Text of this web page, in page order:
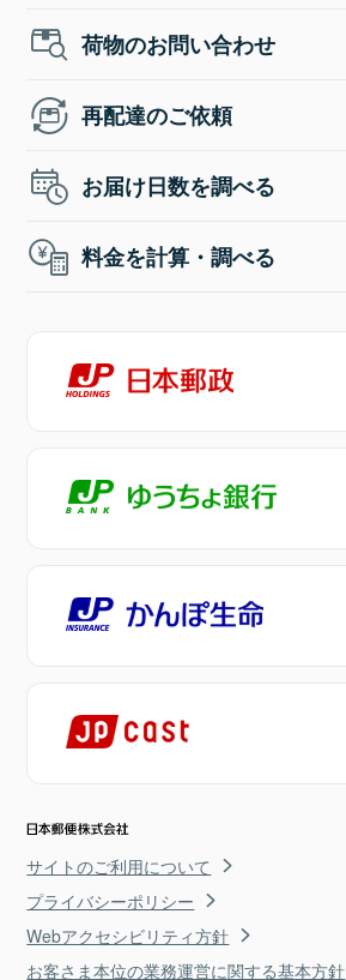
荷物のお問い合わせ
再配達のご依頼
お届け日数を調べる
料金を計算・調べる
サイトのご利用について
プライバシーポリシー
Webアクセシビリティ方針
お客さま本位の業務運営に関する基本方針